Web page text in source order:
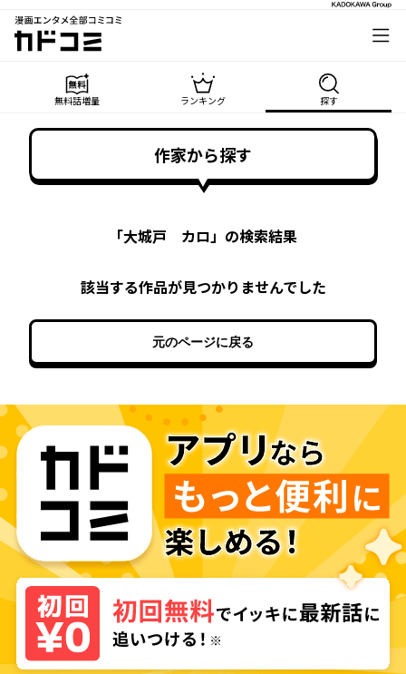
漫画エンタメ全部コミコミ
カドコミ
無料話増量 ランキング 探す
作家から探す
「大城戸 カロ」の検索結果
該当する作品が見つかりませんでした
元のページに戻る